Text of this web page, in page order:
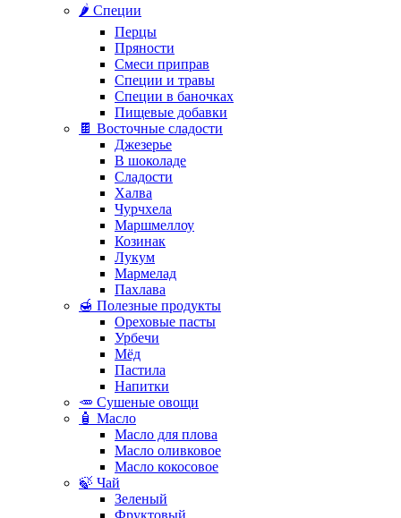
🌶️ Специи
Перцы
Пряности
Смеси приправ
Специи и травы
Специи в баночках
Пищевые добавки
🍫 Восточные сладости
Джезерье
В шоколаде
Сладости
Халва
Чурчхела
Маршмеллоу
Козинак
Лукум
Мармелад
Пахлава
🍯 Полезные продукты
Ореховые пасты
Урбечи
Мёд
Пастила
Напитки
🥕 Сушеные овощи
🧴 Масло
Масло для плова
Масло оливковое
Масло кокосовое
🍃 Чай
Зеленый
Фруктовый